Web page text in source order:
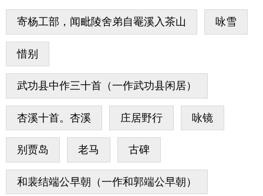
寄杨工部，闻毗陵舍弟自罨溪入茶山 咏雪
惜别
武功县中作三十首（一作武功县闲居）
杏溪十首。杏溪 庄居野行 咏镜
别贾岛 老马 古碑
和裴结端公早朝（一作和郭端公早朝）